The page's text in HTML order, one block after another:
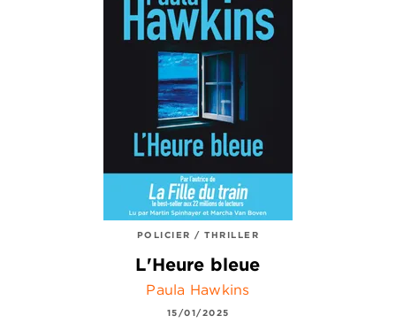
POLICIER / THRILLER
L'Heure bleue
Paula Hawkins
15/01/2025